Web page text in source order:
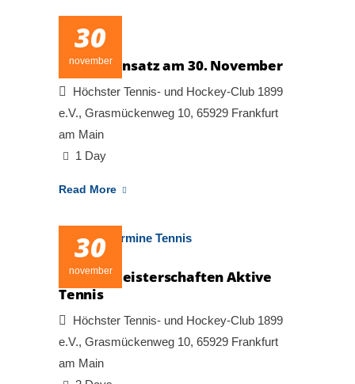
30
november
Arbeitseinsatz am 30. November
Höchster Tennis- und Hockey-Club 1899
e.V., Grasmückenweg 10, 65929 Frankfurt
am Main
1 Day
Read More
30
november
Bezirksmeisterschaften Aktive
Tennis
Höchster Tennis- und Hockey-Club 1899
e.V., Grasmückenweg 10, 65929 Frankfurt
am Main